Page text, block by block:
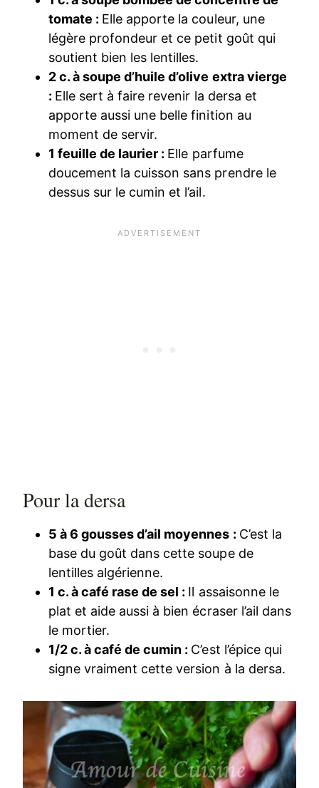
tomate : Elle apporte la couleur, une
légère profondeur et ce petit goût qui
soutient bien les lentilles.
2 c. à soupe d’huile d’olive extra vierge
: Elle sert à faire revenir la dersa et
apporte aussi une belle finition au
moment de servir.
1 feuille de laurier : Elle parfume
doucement la cuisson sans prendre le
dessus sur le cumin et l’ail.
Pour la dersa
5 à 6 gousses d’ail moyennes : C’est la
base du goût dans cette soupe de
lentilles algérienne.
1 c. à café rase de sel : Il assaisonne le
plat et aide aussi à bien écraser l’ail dans
le mortier.
1/2 c. à café de cumin : C’est l’épice qui
signe vraiment cette version à la dersa.